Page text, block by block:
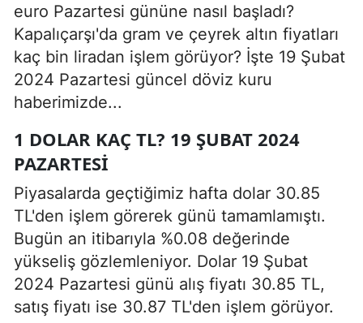
euro Pazartesi gününe nasıl başladı?
Kapalıçarşı'da gram ve çeyrek altın fiyatları
kaç bin liradan işlem görüyor? İşte 19 Şubat
2024 Pazartesi güncel döviz kuru
haberimizde...
1 DOLAR KAÇ TL? 19 ŞUBAT 2024
PAZARTESI
Piyasalarda geçtiğimiz hafta dolar 30.85
TL'den işlem görerek günü tamamlamıştı.
Bugün an itibarıyla %0.08 değerinde
yükseliş gözlemleniyor. Dolar 19 Şubat
2024 Pazartesi günü alış fiyatı 30.85 TL,
satış fiyatı ise 30.87 TL'den işlem görüyor.